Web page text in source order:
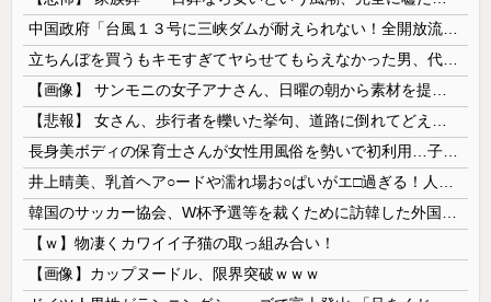
【ｗ】物凄くカワイイ子猫の取っ組み合い！
【画像】カップヌードル、限界突破ｗｗｗ